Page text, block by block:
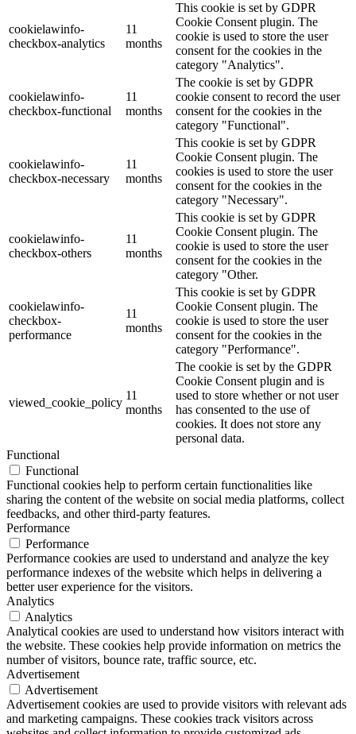
cookielawinfo-
checkbox-analytics
11
months
This cookie is set by GDPR
Cookie Consent plugin. The
cookie is used to store the user
consent for the cookies in the
category "Analytics".
cookielawinfo-
checkbox-functional
11
months
The cookie is set by GDPR
cookie consent to record the user
consent for the cookies in the
category "Functional".
cookielawinfo-
checkbox-necessary
11
months
This cookie is set by GDPR
Cookie Consent plugin. The
cookies is used to store the user
consent for the cookies in the
category "Necessary".
cookielawinfo-
checkbox-others
11
months
This cookie is set by GDPR
Cookie Consent plugin. The
cookie is used to store the user
consent for the cookies in the
category "Other.
cookielawinfo-
checkbox-
performance
11
months
This cookie is set by GDPR
Cookie Consent plugin. The
cookie is used to store the user
consent for the cookies in the
category "Performance".
viewed_cookie_policy
11
months
The cookie is set by the GDPR
Cookie Consent plugin and is
used to store whether or not user
has consented to the use of
cookies. It does not store any
personal data.
Functional
Functional
Functional cookies help to perform certain functionalities like
sharing the content of the website on social media platforms, collect
feedbacks, and other third-party features.
Performance
Performance
Performance cookies are used to understand and analyze the key
performance indexes of the website which helps in delivering a
better user experience for the visitors.
Analytics
Analytics
Analytical cookies are used to understand how visitors interact with
the website. These cookies help provide information on metrics the
number of visitors, bounce rate, traffic source, etc.
Advertisement
Advertisement
Advertisement cookies are used to provide visitors with relevant ads
and marketing campaigns. These cookies track visitors across